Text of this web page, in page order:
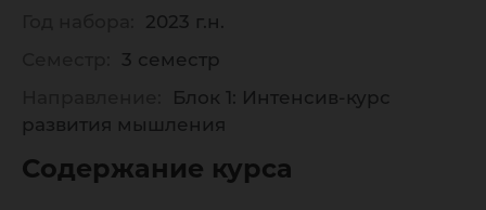
2023 г.н.
3 семестр
Блок 1: Интенсив-курс
развития мышления
Содержание курса